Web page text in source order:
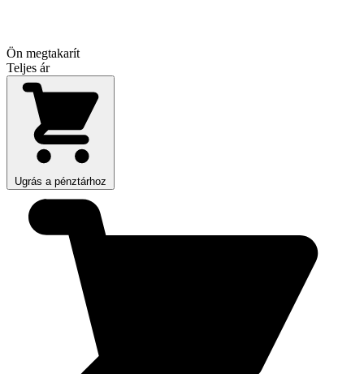
Ön megtakarít
Teljes ár
Ugrás a pénztárhoz